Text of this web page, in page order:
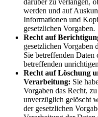
darüber zu verlangen,
werden und auf
Informationen und
gesetzlichen Vorgaben.
Recht auf
gesetzlichen Vorgaben
Sie betreffenden
betreffenden
Recht auf Löschung
Verarbeitung: Sie
Vorgaben das Recht,
unverzüglich gelöscht
der gesetzlichen